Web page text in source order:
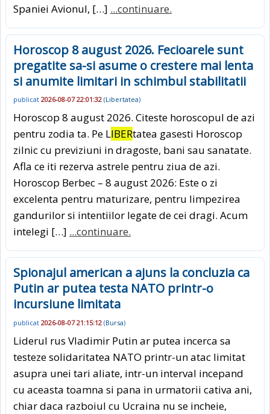
Spaniei Avionul, […] ...continuare.
Horoscop 8 august 2026. Fecioarele sunt
pregatite sa-si asume o crestere mai lenta
si anumite limitari in schimbul stabilitatii
publicat 2026-08-07 22:01:32 (Libertatea)
Horoscop 8 august 2026. Citeste horoscopul de azi
pentru zodia ta. Pe LIBERtatea gasesti Horoscop
zilnic cu previziuni in dragoste, bani sau sanatate.
Afla ce iti rezerva astrele pentru ziua de azi.
Horoscop Berbec – 8 august 2026: Este o zi
excelenta pentru maturizare, pentru limpezirea
gandurilor si intentiilor legate de cei dragi. Acum
intelegi […] ...continuare.
Spionajul american a ajuns la concluzia ca
Putin ar putea testa NATO printr-o
incursiune limitata
publicat 2026-08-07 21:15:12 (Bursa)
Liderul rus Vladimir Putin ar putea incerca sa
testeze solidaritatea NATO printr-un atac limitat
asupra unei tari aliate, intr-un interval incepand
cu aceasta toamna si pana in urmatorii cativa ani,
chiar daca razboiul cu Ucraina nu se incheie,